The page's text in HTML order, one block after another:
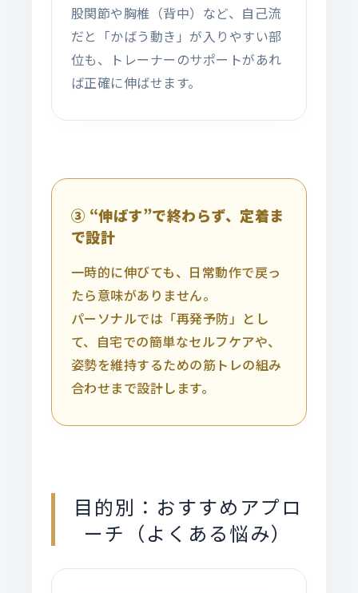
股関節や胸椎（背中）など、自己流
だと「かばう動き」が入りやすい部
位も、トレーナーのサポートがあれ
ば正確に伸ばせます。
③ “伸ばす”で終わらず、定着ま
で設計
一時的に伸びても、日常動作で戻っ
たら意味がありません。
パーソナルでは「再発予防」とし
て、自宅での簡単なセルフケアや、
姿勢を維持するための筋トレの組み
合わせまで設計します。
目的別：おすすめアプロ
ーチ（よくある悩み）